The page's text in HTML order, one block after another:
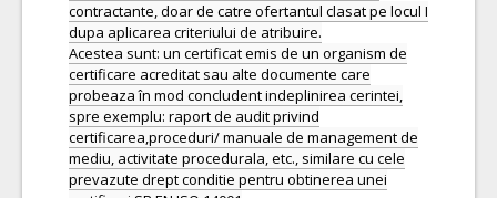
contractante, doar de catre ofertantul clasat pe locul I
dupa aplicarea criteriului de atribuire.
Acestea sunt: un certificat emis de un organism de
certificare acreditat sau alte documente care
probeaza în mod concludent indeplinirea cerintei,
spre exemplu: raport de audit privind
certificarea,proceduri/ manuale de management de
mediu, activitate procedurala, etc., similare cu cele
prevazute drept conditie pentru obtinerea unei